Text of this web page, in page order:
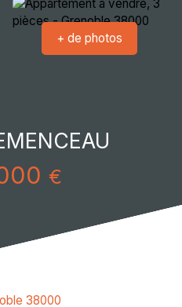
+ de photos
€
38000